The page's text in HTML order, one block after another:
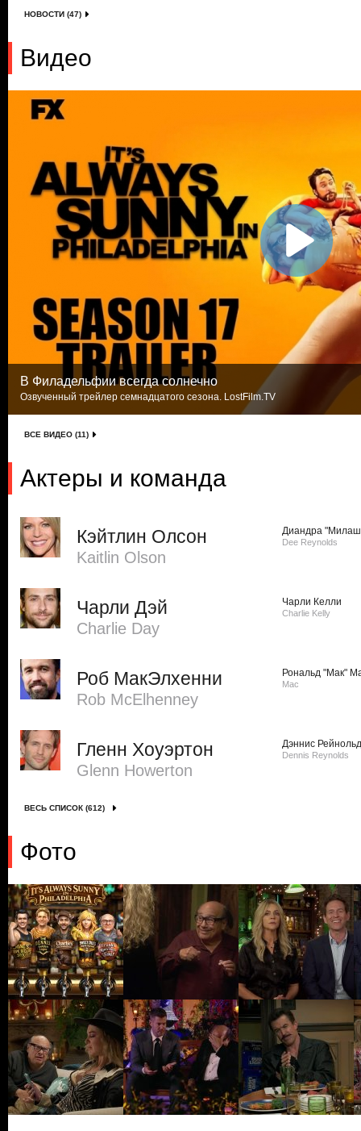
НОВОСТИ (47)
Видео
В Филадельфии всегда солнечно
Озвученный трейлер семнадцатого сезона. LostFilm.TV
ВСЕ ВИДЕО (11)
Актеры и команда
Кэйтлин Олсон
Kaitlin Olson
Диандра
Dee Reynolds
Чарли Дэй
Charlie Day
Чарли Келли
Charlie Kelly
Роб МакЭлхенни
Rob McElhenney
Рональд "Мак"
Mac
Гленн Хоуэртон
Glenn Howerton
Дэннис
Dennis Reynolds
ВЕСЬ СПИСОК (612)
Фото